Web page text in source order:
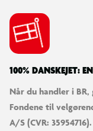
100% DANSKEJET:
Når du handler i
Fondene til
A/S (CVR: 35954716).